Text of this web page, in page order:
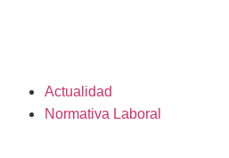
Actualidad
Normativa Laboral